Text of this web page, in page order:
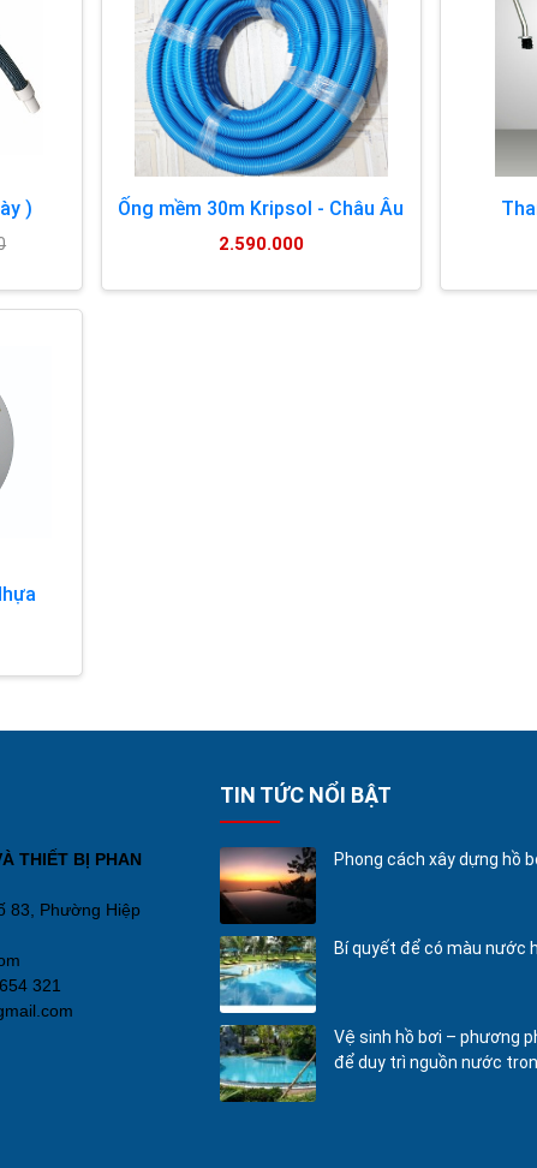
) Ống mềm 30m Kripsol - Châu Âu
2.590.000
THIẾT BỊ PHAN
83, Phường Hiệp
321
TIN TỨC NỔI BẬT
Phong cách xây dựng hồ
Bí quyết để có màu nước
Vệ sinh hồ bơi – phương
để duy trì nguồn nước